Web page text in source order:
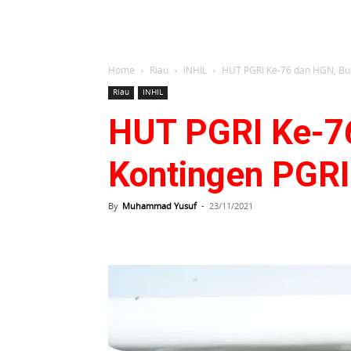
Home Riau INHIL HUT PGRI Ke-76 dan HGN,
Riau INHIL
HUT PGRI Ke-
Kontingen
By Muhammad Yusuf - 23/11/2021